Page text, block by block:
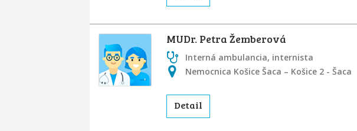
MUDr. Petra Žemberová
Interná ambulancia, internista
Nemocnica Košice Šaca – Košice 2 - Šaca
Detail